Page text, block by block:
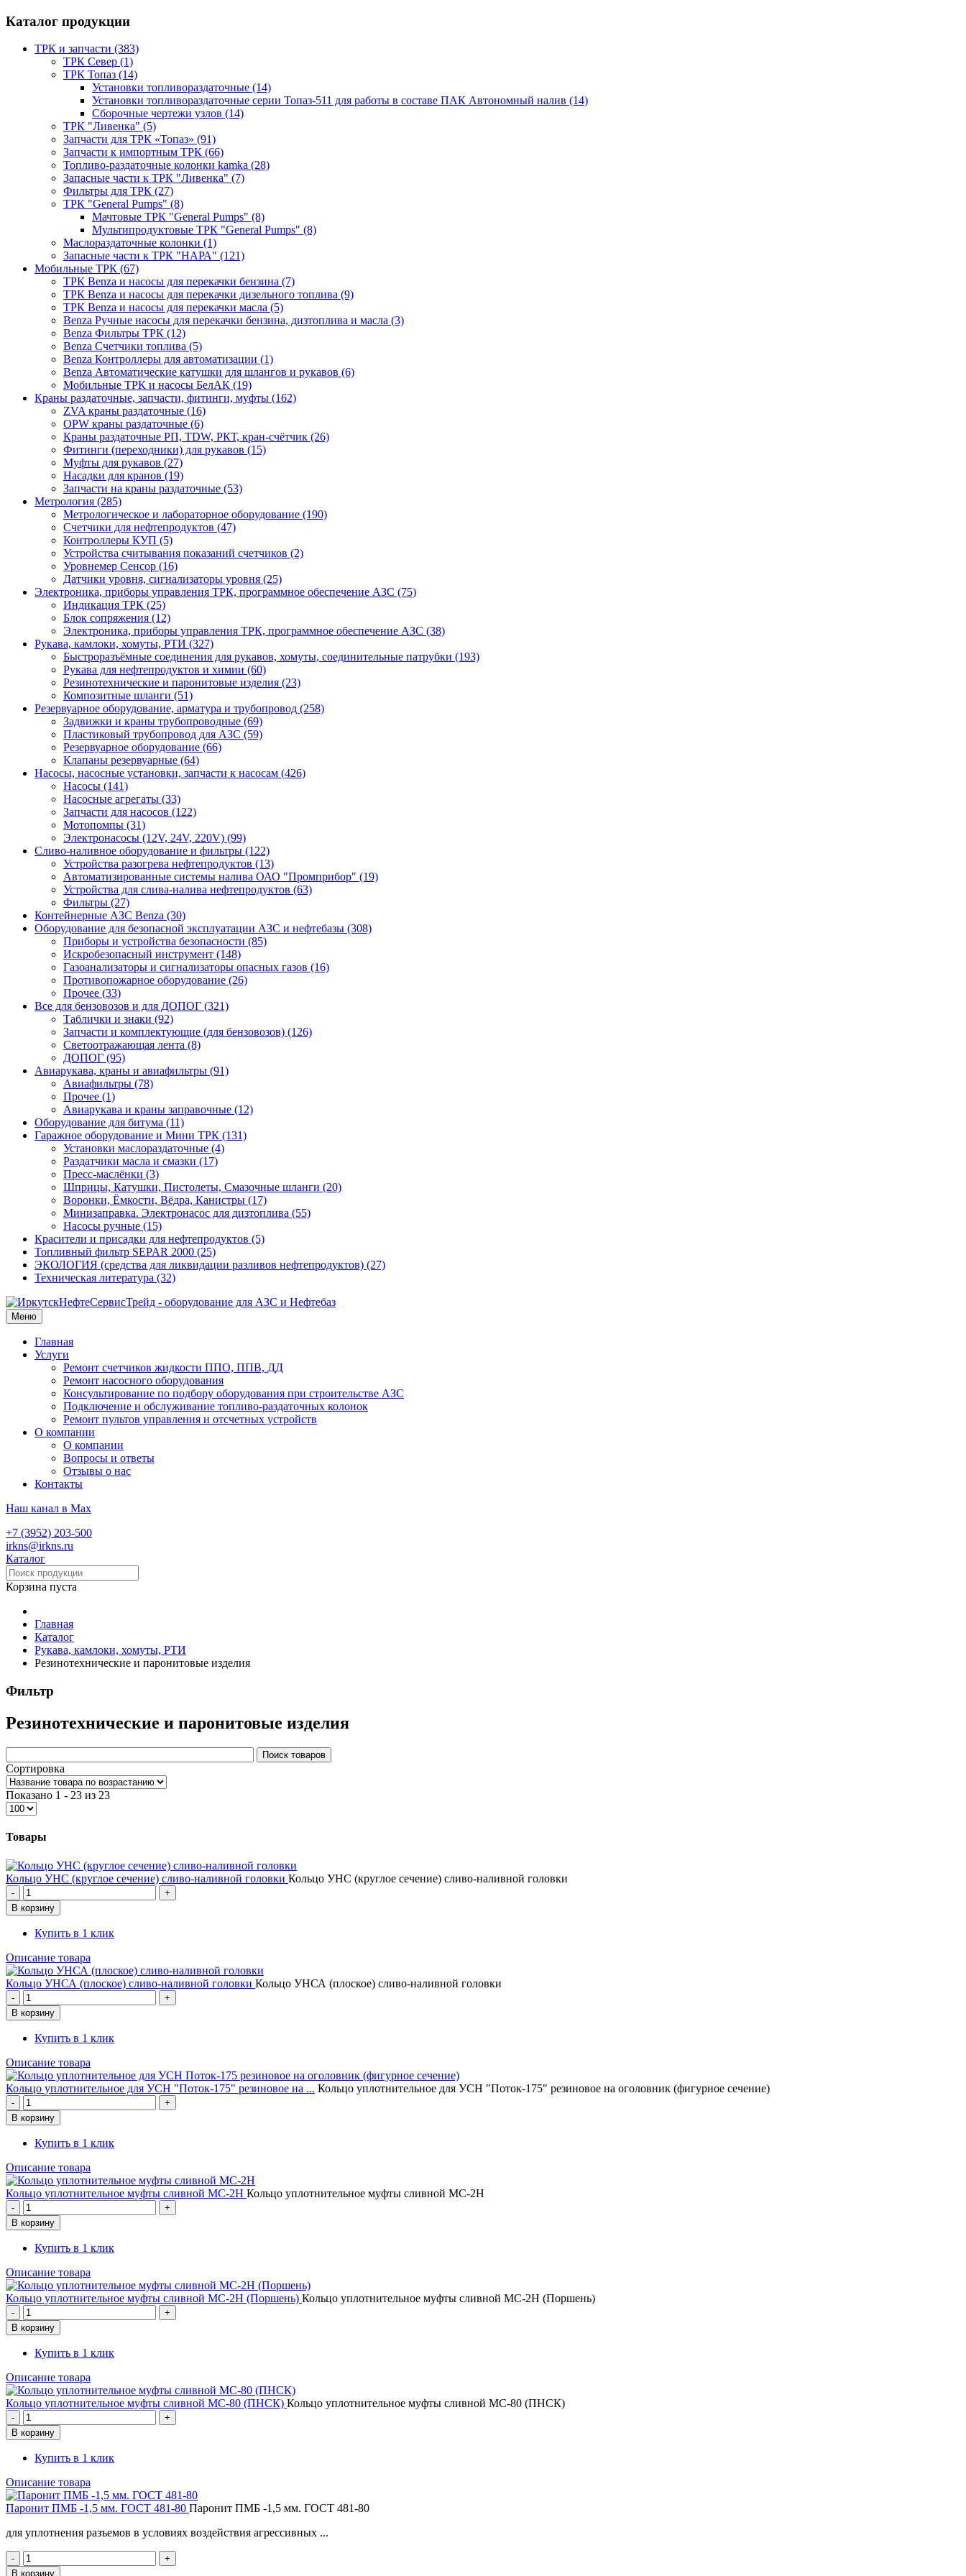
Каталог продукции
ТРК и запчасти (383)
ТРК Север (1)
ТРК Топаз (14)
Установки топливораздаточные (14)
Установки топливораздаточные серии Топаз-511 для работы в составе ПАК Автономный налив (14)
Сборочные чертежи узлов (14)
ТРК "Ливенка" (5)
Запчасти для ТРК «Топаз» (91)
Запчасти к импортным ТРК (66)
Топливо-раздаточные колонки kamka (28)
Запасные части к ТРК "Ливенка" (7)
Фильтры для ТРК (27)
ТРК "General Pumps" (8)
Мачтовые ТРК "General Pumps" (8)
Мультипродуктовые ТРК "General Pumps" (8)
Маслораздаточные колонки (1)
Запасные части к ТРК "НАРА" (121)
Мобильные ТРК (67)
ТРК Benza и насосы для перекачки бензина (7)
ТРК Benza и насосы для перекачки дизельного топлива (9)
ТРК Benza и насосы для перекачки масла (5)
Benza Ручные насосы для перекачки бензина, дизтоплива и масла (3)
Benza Фильтры ТРК (12)
Benza Счетчики топлива (5)
Benza Контроллеры для автоматизации (1)
Benza Автоматические катушки для шлангов и рукавов (6)
Мобильные ТРК и насосы БелАК (19)
Краны раздаточные, запчасти, фитинги, муфты (162)
ZVA краны раздаточные (16)
OPW краны раздаточные (6)
Краны раздаточные РП, TDW, РКТ, кран-счётчик (26)
Фитинги (переходники) для рукавов (15)
Муфты для рукавов (27)
Насадки для кранов (19)
Запчасти на краны раздаточные (53)
Метрология (285)
Метрологическое и лабораторное оборудование (190)
Счетчики для нефтепродуктов (47)
Контроллеры КУП (5)
Устройства считывания показаний счетчиков (2)
Уровнемер Сенсор (16)
Датчики уровня, сигнализаторы уровня (25)
Электроника, приборы управления ТРК, программное обеспечение АЗС (75)
Индикация ТРК (25)
Блок сопряжения (12)
Электроника, приборы управления ТРК, программное обеспечение АЗС (38)
Рукава, камлоки, хомуты, РТИ (327)
Быстроразъёмные соединения для рукавов, хомуты, соединительные патрубки (193)
Рукава для нефтепродуктов и химии (60)
Резинотехнические и паронитовые изделия (23)
Композитные шланги (51)
Резервуарное оборудование, арматура и трубопровод (258)
Задвижки и краны трубопроводные (69)
Пластиковый трубопровод для АЗС (59)
Резервуарное оборудование (66)
Клапаны резервуарные (64)
Насосы, насосные установки, запчасти к насосам (426)
Насосы (141)
Насосные агрегаты (33)
Запчасти для насосов (122)
Мотопомпы (31)
Электронасосы (12V, 24V, 220V) (99)
Сливо-наливное оборудование и фильтры (122)
Устройства разогрева нефтепродуктов (13)
Автоматизированные системы налива ОАО "Промприбор" (19)
Устройства для слива-налива нефтепродуктов (63)
Фильтры (27)
Контейнерные АЗС Benza (30)
Оборудование для безопасной эксплуатации АЗС и нефтебазы (308)
Приборы и устройства безопасности (85)
Искробезопасный инструмент (148)
Газоанализаторы и сигнализаторы опасных газов (16)
Противопожарное оборудование (26)
Прочее (33)
Все для бензовозов и для ДОПОГ (321)
Таблички и знаки (92)
Запчасти и комплектующие (для бензовозов) (126)
Светоотражающая лента (8)
ДОПОГ (95)
Авиарукава, краны и авиафильтры (91)
Авиафильтры (78)
Прочее (1)
Авиарукава и краны заправочные (12)
Оборудование для битума (11)
Гаражное оборудование и Мини ТРК (131)
Установки маслораздаточные (4)
Раздатчики масла и смазки (17)
Пресс-маслёнки (3)
Шприцы, Катушки, Пистолеты, Смазочные шланги (20)
Воронки, Ёмкости, Вёдра, Канистры (17)
Минизаправка. Электронасос для дизтоплива (55)
Насосы ручные (15)
Красители и присадки для нефтепродуктов (5)
Топливный фильтр SEPAR 2000 (25)
ЭКОЛОГИЯ (средства для ликвидации разливов нефтепродуктов) (27)
Техническая литература (32)
Меню
Главная
Услуги
Ремонт счетчиков жидкости ППО, ППВ, ДД
Ремонт насосного оборудования
Консультирование по подбору оборудования при строительстве АЗС
Подключение и обслуживание топливо-раздаточных колонок
Ремонт пультов управления и отсчетных устройств
О компании
О компании
Вопросы и ответы
Отзывы о нас
Контакты
Наш канал в Max
+7 (3952) 203-500
irkns@irkns.ru
Каталог
Корзина пуста
Главная
Каталог
Рукава, камлоки, хомуты, РТИ
Резинотехнические и паронитовые изделия
Фильтр
Резинотехнические и паронитовые изделия
Сортировка
Показано 1 - 23 из 23
Товары
Кольцо УНС (круглое сечение) сливо-наливной головки Кольцо УНС (круглое сечение) сливо-наливной головки
Купить в 1 клик
Описание товара
Кольцо УНСА (плоское) сливо-наливной головки Кольцо УНСА (плоское) сливо-наливной головки
Купить в 1 клик
Описание товара
Кольцо уплотнительное для УСН "Поток-175" резиновое на ... Кольцо уплотнительное для УСН "Поток-175" резиновое на оголовник (фигурное сечение)
Купить в 1 клик
Описание товара
Кольцо уплотнительное муфты сливной МС-2Н Кольцо уплотнительное муфты сливной МС-2Н
Купить в 1 клик
Описание товара
Кольцо уплотнительное муфты сливной МС-2Н (Поршень) Кольцо уплотнительное муфты сливной МС-2Н (Поршень)
Купить в 1 клик
Описание товара
Кольцо уплотнительное муфты сливной МС-80 (ПНСК) Кольцо уплотнительное муфты сливной МС-80 (ПНСК)
Купить в 1 клик
Описание товара
Паронит ПМБ -1,5 мм. ГОСТ 481-80 Паронит ПМБ -1,5 мм. ГОСТ 481-80
для уплотнения разъемов в условиях воздействия агрессивных ...